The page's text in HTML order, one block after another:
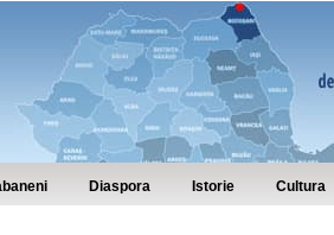
Diaspora Istorie Cultura